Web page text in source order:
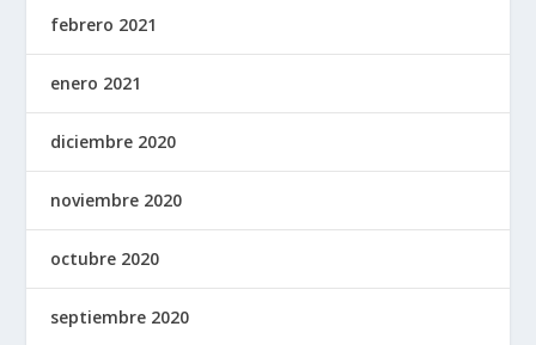
febrero 2021
enero 2021
diciembre 2020
noviembre 2020
octubre 2020
septiembre 2020